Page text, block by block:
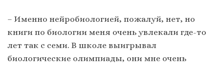
– Именно нейробиологией, пожалуй, нет, но
книги по биологии меня очень увлекали где-то
лет так с семи. В школе выигрывал
биологические олимпиады, они мне очень